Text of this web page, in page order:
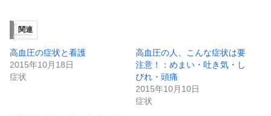
関連
高血圧の症状と看護
2015年10月18日
症状
高血圧の人、こんな症状は要
注意！：めまい・吐き気・し
びれ・頭痛
2015年10月10日
症状